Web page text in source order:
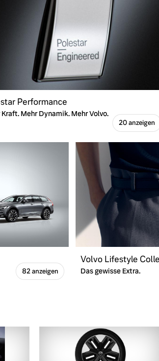
Performance
Kraft. Mehr Dynamik. Mehr Volvo.
20 anzeigen
82 anzeigen
Volvo Lifestyle
Das gewisse Extra.